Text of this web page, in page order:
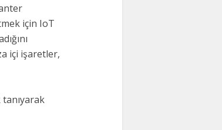
için IoT
içi işaretler,